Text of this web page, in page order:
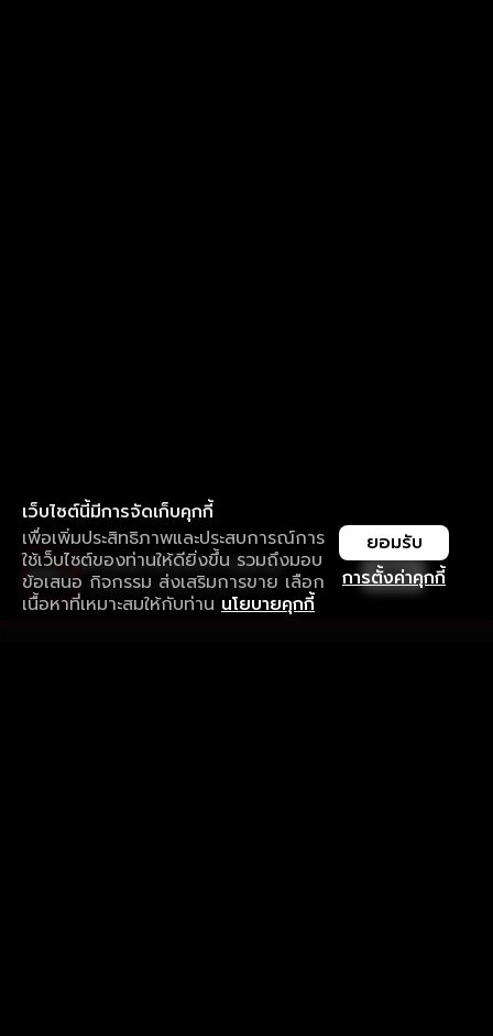
เว็บไซต์นี้มีการจัดเก็บคุกกี้
เพื่อเพิ่มประสิทธิภาพและประสบการณ์การ
ใช้เว็บไซต์ของท่านให้ดียิ่งขึ้น รวมถึงมอบ
ข้อเสนอ กิจกรรม ส่งเสริมการขาย เลือก
เนื้อหาที่เหมาะสมให้กับท่าน นโยบายคุกกี้
การตั้งค่าคุกกี้
ยอมรับ
ใช้งานแอป ลื่นไหลกว่า ไม่มีสะดุด
ดาวน์โหลดแอปเพื่อการรับชมที่ดีกว่า เปิด